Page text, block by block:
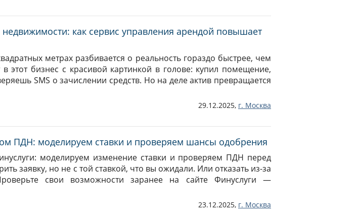
как сервис управления арендой повышает
метрах разбивается о реальность гораздо быстрее, чем
этот бизнес с красивой картинкой в голове: купил помещение,
SMS о зачислении средств. Но на деле актив превращается
29.12.2025, г. Москва
ПДН: моделируем ставки и проверяем шансы одобрения
моделируем изменение ставки и проверяем ПДН перед
заявку, но не с той ставкой, что вы ожидали. Или отказать из-за
свои возможности заранее на сайте Финуслуги —
23.12.2025, г. Москва